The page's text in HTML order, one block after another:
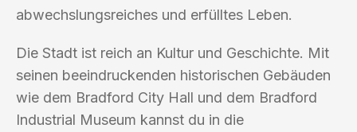
abwechslungsreiches und erfülltes Leben.
Die Stadt ist reich an Kultur und Geschichte. Mit
seinen beeindruckenden historischen Gebäuden
wie dem Bradford City Hall und dem Bradford
Industrial Museum kannst du in die